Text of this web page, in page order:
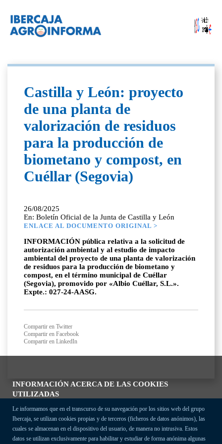
INFORMACIÓN ACERCA DE LAS COOKIES
UTILIZADAS
Le informamos que en el transcurso de su navegación por los sitios web del grupo
Ibercaja, se utilizan cookies propias y de terceros (ficheros de datos anónimos), las
cuales se almacenan en el dispositivo del usuario, de manera no intrusiva. Estos
datos se utilizan exclusivamente para habilitar y estudiar de forma anónima algunas
Castilla y León: proyecto
de una planta de
valorización de residuos
para la producción de
biometano y compost, en
Cuéllar (Segovia)
26/08/2025
En: Boletín Oficial de la Junta de Castilla y León
ENLACE AL DOCUMENTO ORIGINAL >
INFORMACIÓN pública relativa a la solicitud de
autorización ambiental y al estudio de impacto
ambiental del proyecto de una planta de valorización
de residuos para la producción de biometano y
compost, en el término municipal de Cuéllar
(Segovia), promovido por «Albio Cuéllar, S.L.».
Expte.: 027-24-AASG.
Compartir en Twitter
Compartir en Facebook
Compartir en LinkedIn